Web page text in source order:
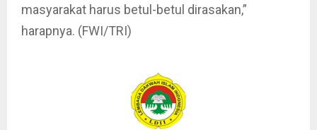
masyarakat harus betul-betul dirasakan,”
harapnya. (FWI/TRI)